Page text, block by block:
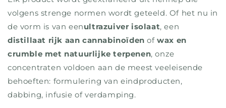
volgens strenge normen wordt geteeld. Of het nu in
de vorm is van eenultrazuiver isolaat, een
distillaat rijk aan cannabinoïden ofwax en
crumble met natuurlijke terpenen, onze
concentraten voldoen aan de meest veeleisende
behoeften: formulering van eindproducten,
dabbing, infusie of verdamping.